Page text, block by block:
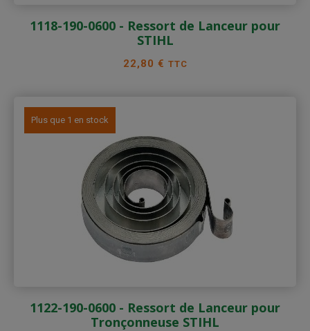
1118-190-0600 - Ressort de Lanceur pour
STIHL
Prix
22,80 € TTC
Plus que 1 en stock
1122-190-0600 - Ressort de Lanceur pour
Tronçonneuse STIHL